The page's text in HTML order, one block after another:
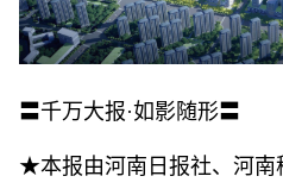
〓千万大报·如影随形〓
★本报由河南日报社、河南